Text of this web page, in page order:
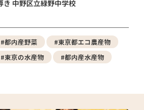
き 中野区立緑野中学校
#都内産野菜
#東京都エコ農産物
#東京の水産物 #都内産水産物